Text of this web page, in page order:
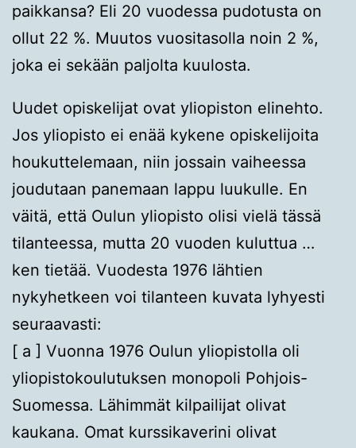
paikkansa? Eli 20 vuodessa pudotusta on
ollut 22 %. Muutos vuositasolla noin 2 %,
joka ei sekään paljolta kuulosta.
Uudet opiskelijat ovat yliopiston elinehto.
Jos yliopisto ei enää kykene opiskelijoita
houkuttelemaan, niin jossain vaiheessa
joudutaan panemaan lappu luukulle. En
väitä, että Oulun yliopisto olisi vielä tässä
tilanteessa, mutta 20 vuoden kuluttua …
ken tietää. Vuodesta 1976 lähtien
nykyhetkeen voi tilanteen kuvata lyhyesti
seuraavasti:
[ a ] Vuonna 1976 Oulun yliopistolla oli
yliopistokoulutuksen monopoli Pohjois-
Suomessa. Lähimmät kilpailijat olivat
kaukana. Omat kurssikaverini olivat